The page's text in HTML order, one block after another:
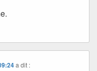
a dit :